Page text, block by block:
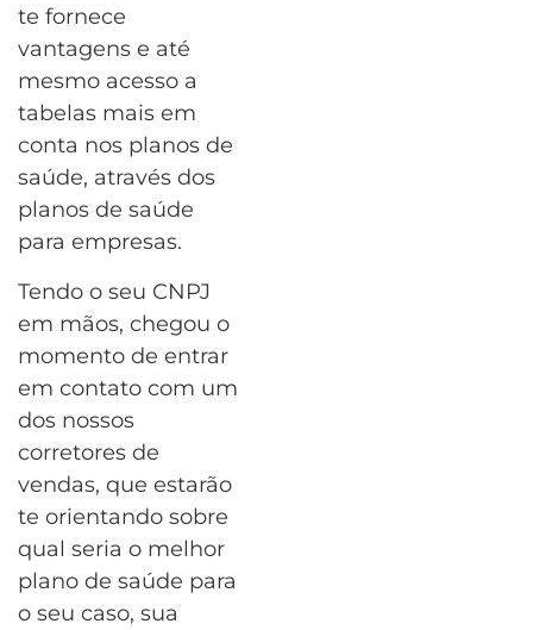
te fornece
vantagens e até
mesmo acesso a
tabelas mais em
conta nos planos de
saúde, através dos
planos de saúde
para empresas.
Tendo o seu CNPJ
em mãos, chegou o
momento de entrar
em contato com um
dos nossos
corretores de
vendas, que estarão
te orientando sobre
qual seria o melhor
plano de saúde para
o seu caso, sua